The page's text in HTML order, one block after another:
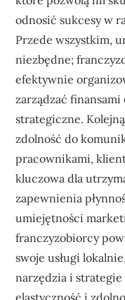
odnosić sukcesy w
Przede wszystkim,
niezbędne;
efektywnie
zarządzać
strategiczne.
zdolność do
pracownikami,
kluczowa dla
zapewnienia
umiejętności
franczyzobiorcy
swoje usługi
narzędzia i
elastyczność i